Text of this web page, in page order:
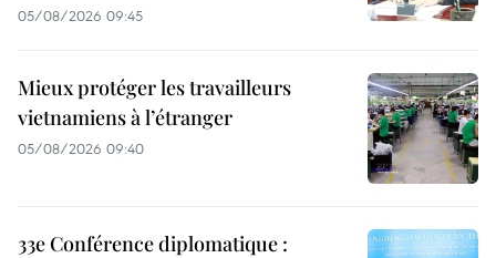
05/08/2026 09:45
Mieux protéger les travailleurs
vietnamiens à l’étranger
05/08/2026 09:40
33e Conférence diplomatique :